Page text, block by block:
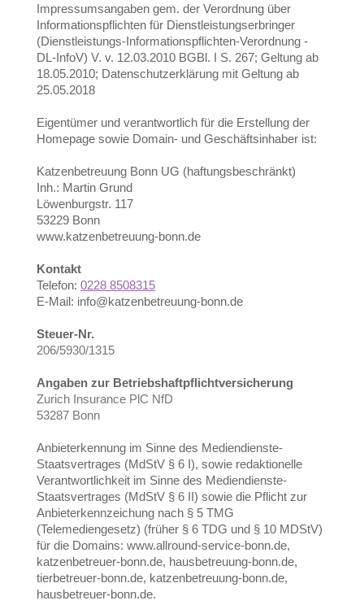
Impressumsangaben gem. der Verordnung über
Informationspflichten für Dienstleistungserbringer
(Dienstleistungs-Informationspflichten-Verordnung -
DL-InfoV) V. v. 12.03.2010 BGBl. I S. 267; Geltung ab
18.05.2010; Datenschutzerklärung mit Geltung ab
25.05.2018
Eigentümer und verantwortlich für die Erstellung der
Homepage sowie Domain- und Geschäftsinhaber ist:
Katzenbetreuung Bonn UG (haftungsbeschränkt)
Inh.: Martin Grund
Löwenburgstr. 117
53229 Bonn
www.katzenbetreuung-bonn.de
Kontakt
Telefon: 0228 8508315
E-Mail: info@katzenbetreuung-bonn.de
Steuer-Nr.
206/5930/1315
Angaben zur Betriebshaftpflichtversicherung
Zurich Insurance PlC NfD
53287 Bonn
Anbieterkennung im Sinne des Mediendienste-
Staatsvertrages (MdStV § 6 I), sowie redaktionelle
Verantwortlichkeit im Sinne des Mediendienste-
Staatsvertrages (MdStV § 6 II) sowie die Pflicht zur
Anbieterkennzeichung nach § 5 TMG
(Telemediengesetz) (früher § 6 TDG und § 10 MDStV)
für die Domains: www.allround-service-bonn.de,
katzenbetreuer-bonn.de, hausbetreuung-bonn.de,
tierbetreuer-bonn.de, katzenbetreuung-bonn.de,
hausbetreuer-bonn.de.